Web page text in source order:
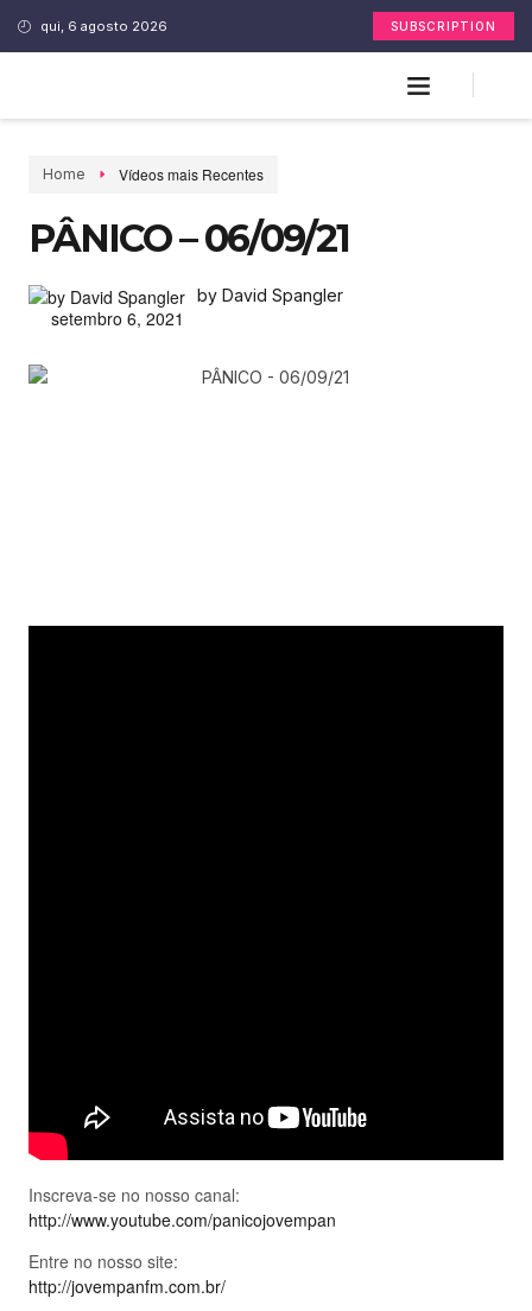
qui, 6 agosto 2026 SUBSCRIPTION
Home Vídeos mais Recentes
PÂNICO – 06/09/21
by David Spangler
setembro 6, 2021
Inscreva-se no nosso canal:
http://www.youtube.com/panicojovempan
Entre no nosso site:
http://jovempanfm.com.br/